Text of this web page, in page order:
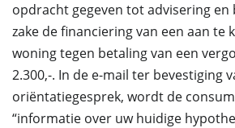
opdracht gegeven tot advisering
zake de financiering van een aan te
woning tegen betaling van een
2.300,-. In de e-mail ter bevestiging
oriëntatiegesprek, wordt de
“informatie over uw huidige